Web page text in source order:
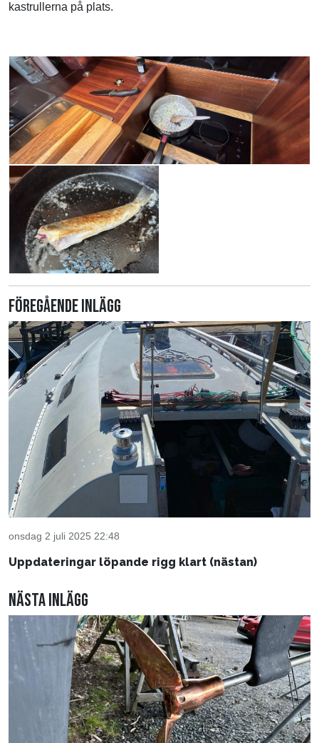
kastrullerna på plats.
Föregående inlägg
onsdag 2 juli 2025 22:48
Uppdateringar löpande rigg klart (nästan)
Nästa inlägg